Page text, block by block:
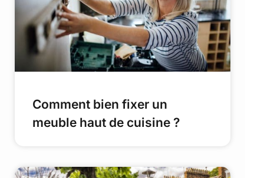
Comment bien fixer un
meuble haut de cuisine ?